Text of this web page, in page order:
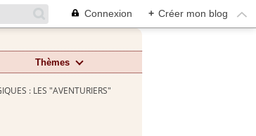
Connexion + Créer mon blog
Thèmes
: LES "AVENTURIERS"